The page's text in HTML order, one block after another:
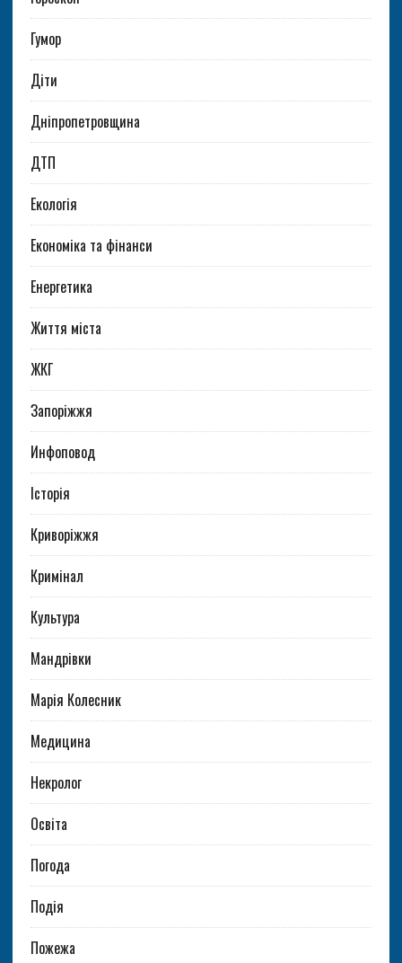
Гумор
Діти
Дніпропетровщина
ДТП
Екологія
Економіка та фінанси
Енергетика
Життя міста
ЖКГ
Запоріжжя
Инфоповод
Історія
Криворіжжя
Кримінал
Культура
Мандрівки
Марія Колесник
Медицина
Некролог
Освіта
Погода
Подія
Пожежа